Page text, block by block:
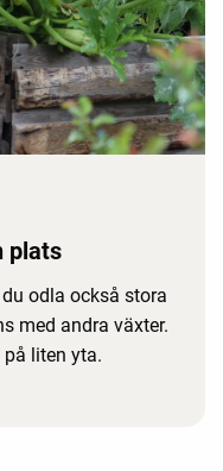
plats
odla också stora
med andra växter.
liten yta.